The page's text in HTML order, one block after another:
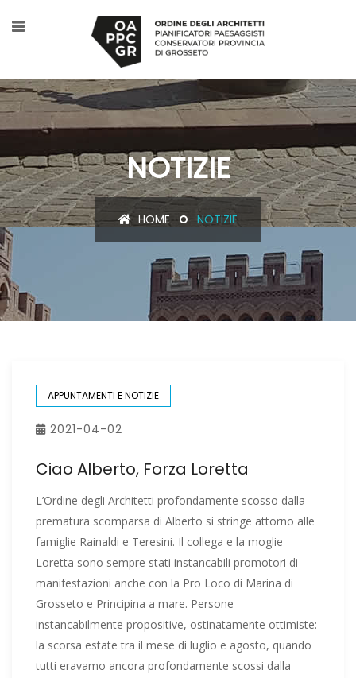
NOTIZIE
HOME NOTIZIE
APPUNTAMENTI E NOTIZIE
2021-04-02
Ciao Alberto, Forza Loretta
L’Ordine degli Architetti profondamente scosso dalla
prematura scomparsa di Alberto si stringe attorno alle
famiglie Rainaldi e Teresini. Il collega e la moglie
Loretta sono sempre stati instancabili promotori di
manifestazioni anche con la Pro Loco di Marina di
Grosseto e Principina a mare. Persone
instancabilmente propositive, ostinatamente ottimiste:
la scorsa estate tra il mese di luglio e agosto, quando
tutti eravamo ancora profondamente scossi dalla